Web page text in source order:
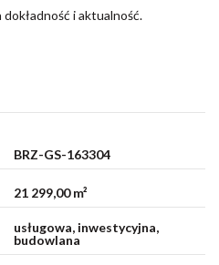
i aktualność.
BRZ-GS-163304
21 299,00 m²
usługowa, inwestycyjna,
budowlana